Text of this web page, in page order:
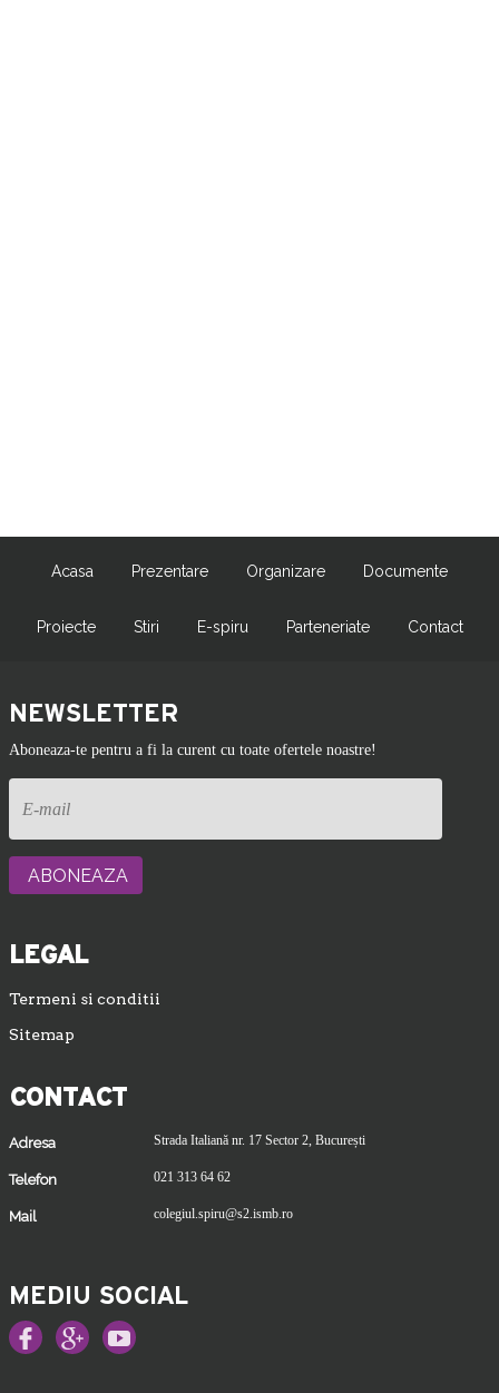
Acasa Prezentare Organizare Documente
Proiecte Stiri E-spiru Parteneriate Contact
NEWSLETTER
Aboneaza-te pentru a fi la curent cu toate ofertele noastre!
LEGAL
Termeni si conditii
Sitemap
CONTACT
Adresa Strada Italiană nr. 17 Sector 2, București
Telefon 021 313 64 62
Mail colegiul.spiru@s2.ismb.ro
MEDIU SOCIAL